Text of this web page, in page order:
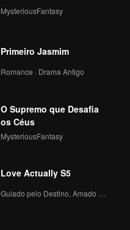
MysteriousFantasy
Primeiro Jasmim
Romance · Drama Antigo
O Supremo que Desafia
os Céus
MysteriousFantasy
Love Actually S5